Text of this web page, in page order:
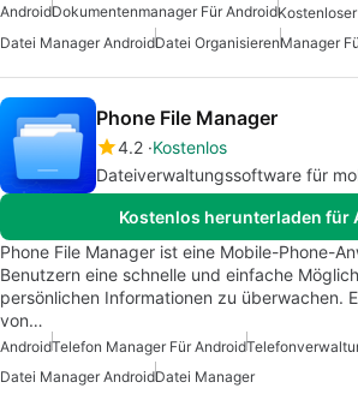
AndroidDokumentenmanager Für Android
Datei Manager AndroidDatei OrganisierenManager
Phone File Manager
4.2 Kostenlos
Dateiverwaltungssoftware für
Kostenlos herunterladen für
Phone File Manager ist eine Mobile-Phone-
Benutzern eine schnelle und einfache
persönlichen Informationen zu überwachen.
von…
AndroidTelefon Manager Für Android
Datei Manager AndroidDatei Manager